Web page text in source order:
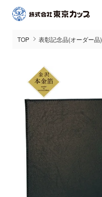
TOP 表彰記念品(オーダー品)